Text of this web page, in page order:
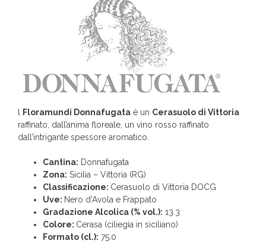
€ 17,99
a
€ 27,49
l Floramundi Donnafugata è un Cerasuolo di Vittoria
raffinato, dall’anima floreale, un vino rosso raffinato
dall’intrigante spessore aromatico.
Cantina: Donnafugata
Zona: Sicilia – Vittoria (RG)
Classificazione: Cerasuolo di Vittoria DOCG
Uve: Nero d’Avola e Frappato
Gradazione Alcolica (% vol.): 13.3
Colore: Cerasa (ciliegia in siciliano)
Formato (cl.): 75.0